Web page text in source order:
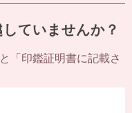
ていませんか？
「印鑑証明書に記載さ